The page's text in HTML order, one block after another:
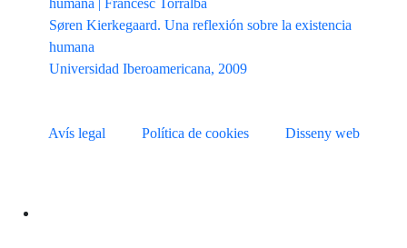
Søren Kierkegaard. Una reflexión sobre la existencia
humana
Universidad Iberoamericana, 2009
Avís legal Política de cookies Disseny web